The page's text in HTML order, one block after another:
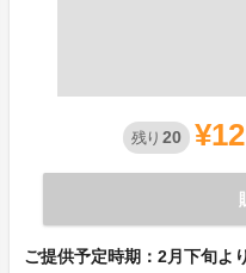
残り 20
ご提供予定時期：2月下旬よ